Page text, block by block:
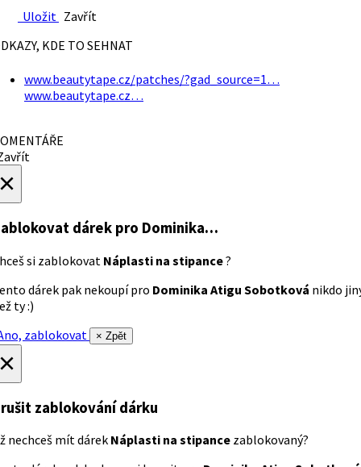
Uložit Zavřít
KDE TO SEHNAT
www.beautytape.cz/patches/?gad_source=1…
www.beautytape.cz…
dárek pro Dominika…
si zablokovat Náplasti na stipance?
dárek pak nekoupí pro Dominika Atigu Sobotková nikdo
ty :)
zablokovat
× Zpět
zablokování dárku
nechceš mít dárek Náplasti na stipance zablokovaný?